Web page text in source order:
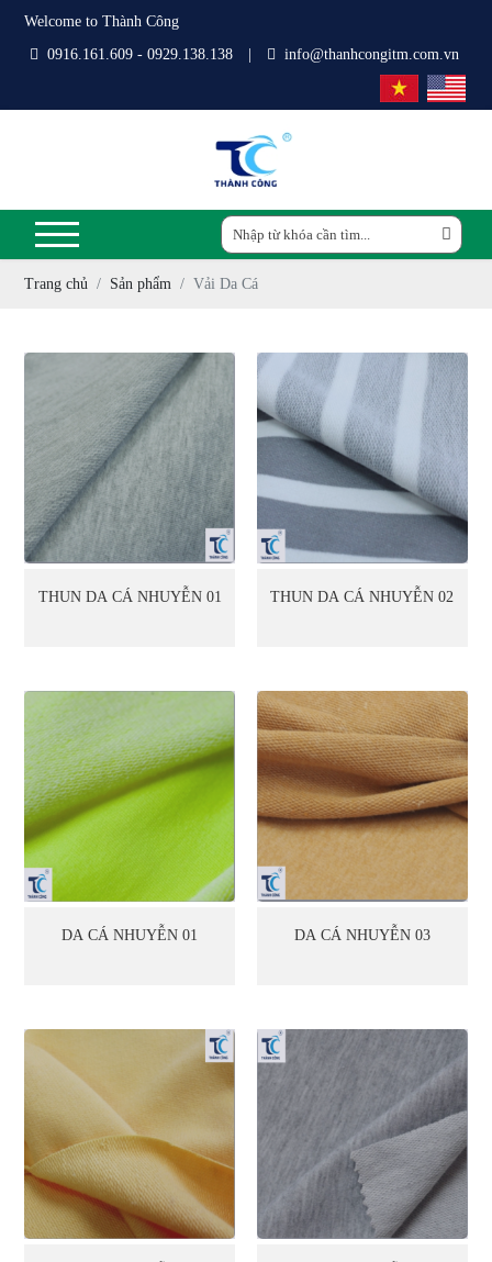
Welcome to Thành Công
0916.161.609 - 0929.138.138
info@thanhcongitm.com.vn
Trang chủ Sản phẩm Vải Da Cá
THUN DA CÁ NHUYỄN 01 THUN DA CÁ NHUYỄN 02
DA CÁ NHUYỄN 01 DA CÁ NHUYỄN 03